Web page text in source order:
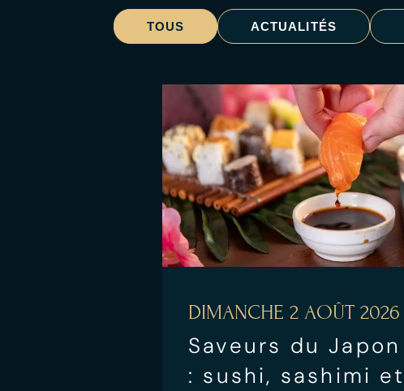
ACTUALITÉS
TOUS
DIMANCHE 2 AOÛT 2026
Saveurs du
: sushi, sashimi